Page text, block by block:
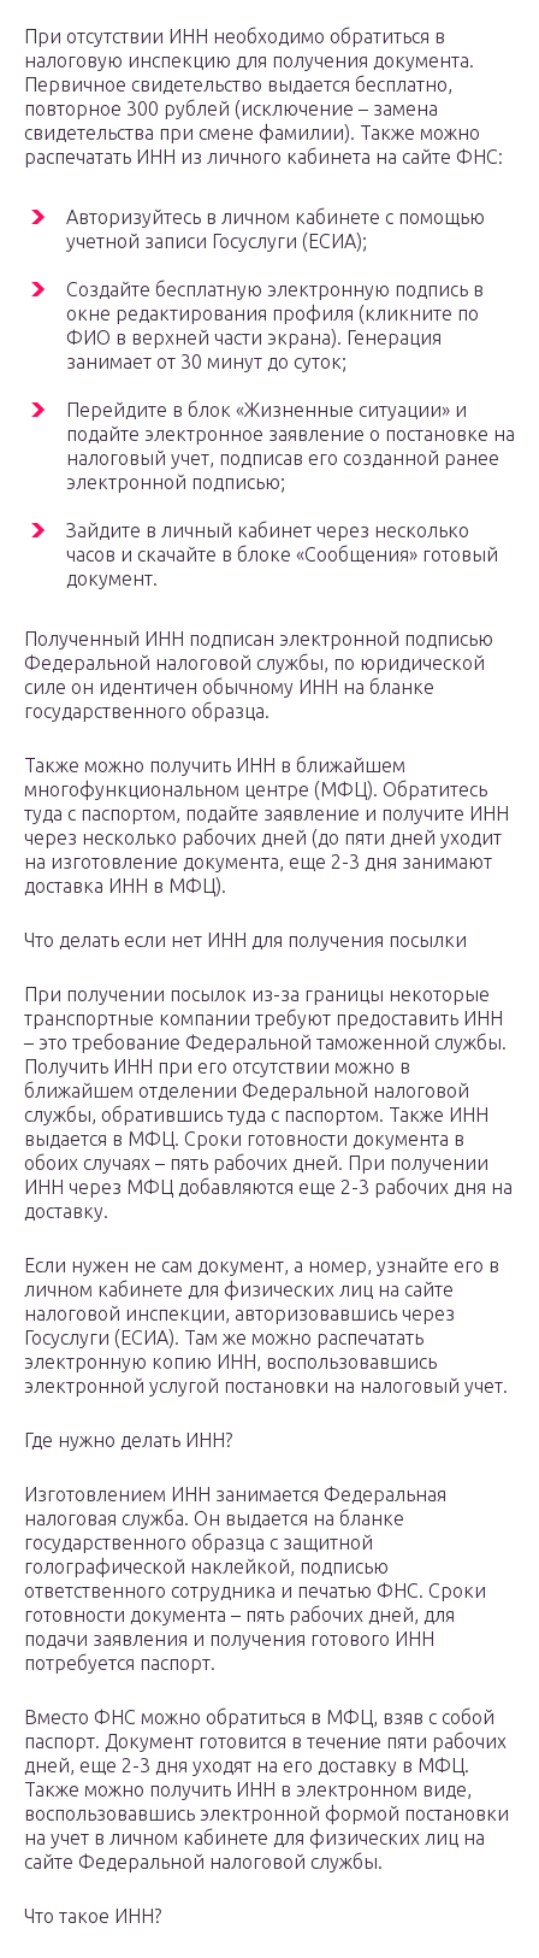
При отсутствии ИНН необходимо обратиться в
налоговую инспекцию для получения документа.
Первичное свидетельство выдается бесплатно,
повторное 300 рублей (исключение – замена
свидетельства при смене фамилии). Также можно
распечатать ИНН из личного кабинета на сайте ФНС:
Авторизуйтесь в личном кабинете с помощью
учетной записи Госуслуги (ЕСИА);
Создайте бесплатную электронную подпись в
окне редактирования профиля (кликните по
ФИО в верхней части экрана). Генерация
занимает от 30 минут до суток;
Перейдите в блок «Жизненные ситуации» и
подайте электронное заявление о постановке на
налоговый учет, подписав его созданной ранее
электронной подписью;
Зайдите в личный кабинет через несколько
часов и скачайте в блоке «Сообщения» готовый
документ.
Полученный ИНН подписан электронной подписью
Федеральной налоговой службы, по юридической
силе он идентичен обычному ИНН на бланке
государственного образца.
Также можно получить ИНН в ближайшем
многофункциональном центре (МФЦ). Обратитесь
туда с паспортом, подайте заявление и получите ИНН
через несколько рабочих дней (до пяти дней уходит
на изготовление документа, еще 2-3 дня занимают
доставка ИНН в МФЦ).
Что делать если нет ИНН для получения посылки
При получении посылок из-за границы некоторые
транспортные компании требуют предоставить ИНН
– это требование Федеральной таможенной службы.
Получить ИНН при его отсутствии можно в
ближайшем отделении Федеральной налоговой
службы, обратившись туда с паспортом. Также ИНН
выдается в МФЦ. Сроки готовности документа в
обоих случаях – пять рабочих дней. При получении
ИНН через МФЦ добавляются еще 2-3 рабочих дня на
доставку.
Если нужен не сам документ, а номер, узнайте его в
личном кабинете для физических лиц на сайте
налоговой инспекции, авторизовавшись через
Госуслуги (ЕСИА). Там же можно распечатать
электронную копию ИНН, воспользовавшись
электронной услугой постановки на налоговый учет.
Где нужно делать ИНН?
Изготовлением ИНН занимается Федеральная
налоговая служба. Он выдается на бланке
государственного образца с защитной
голографической наклейкой, подписью
ответственного сотрудника и печатью ФНС. Сроки
готовности документа – пять рабочих дней, для
подачи заявления и получения готового ИНН
потребуется паспорт.
Вместо ФНС можно обратиться в МФЦ, взяв с собой
паспорт. Документ готовится в течение пяти рабочих
дней, еще 2-3 дня уходят на его доставку в МФЦ.
Также можно получить ИНН в электронном виде,
воспользовавшись электронной формой постановки
на учет в личном кабинете для физических лиц на
сайте Федеральной налоговой службы.
Что такое ИНН?